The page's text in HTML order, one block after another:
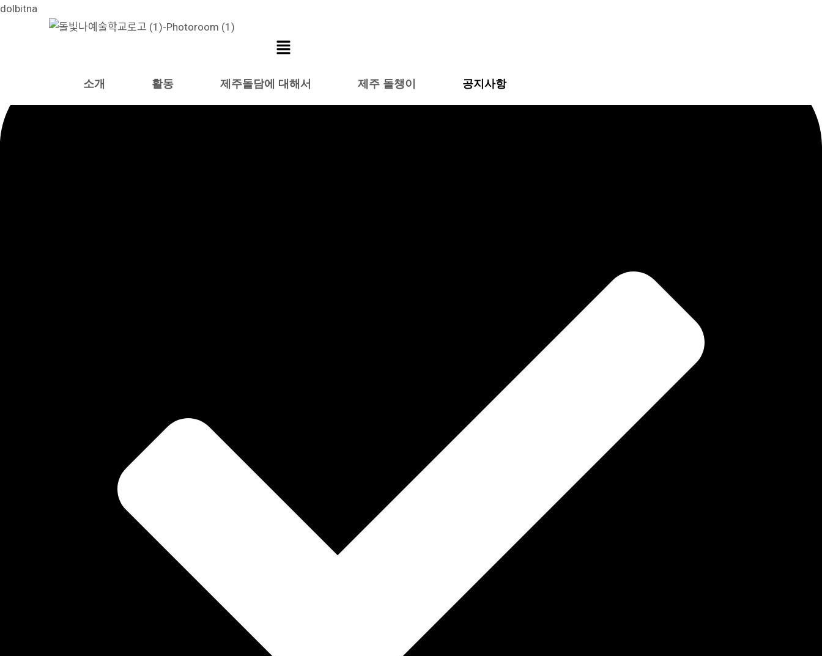
콘
뛰
기
dolbitna
소개 활동 제주돌담에 대해서 제주 돌챙이 공지사항